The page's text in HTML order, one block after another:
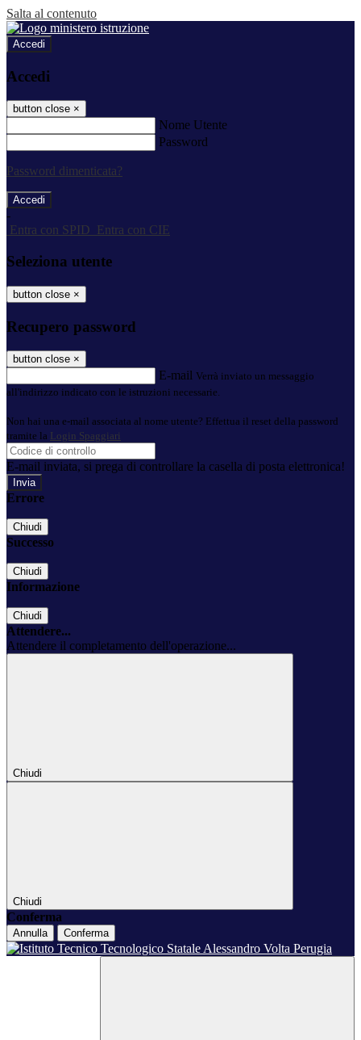
Salta al contenuto
Accedi
Accedi
button close ×
Nome Utente
Password
Password dimenticata?
-
Entra con SPID
Entra con CIE
Seleziona utente
button close ×
Recupero password
button close ×
E-mail Verrà inviato un messaggio
all'indirizzo indicato con le istruzioni necessarie.
Non hai una e-mail associata al nome utente? Effettua il reset della password
tramite la Login Spaggiari
E-mail inviata, si prega di controllare la casella di posta elettronica!
Errore
Chiudi
Successo
Chiudi
Informazione
Chiudi
Attendere...
Attendere il completamento dell'operazione...
Chiudi
Chiudi
Conferma
Annulla Conferma